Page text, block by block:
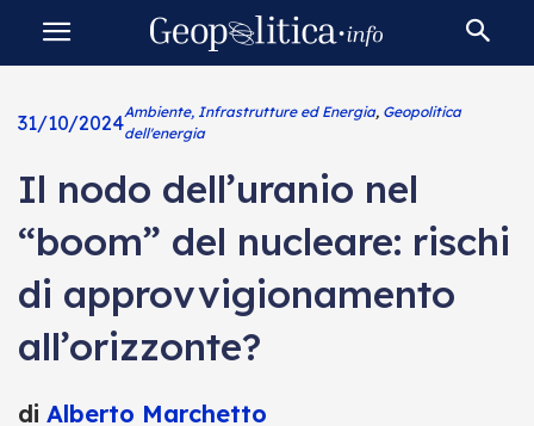
31/10/2024Ambiente, Infrastrutture ed Energia, Geopolitica
dell'energia
Il nodo dell’uranio nel
“boom” del nucleare: rischi
di approvvigionamento
all’orizzonte?
di Alberto Marchetto